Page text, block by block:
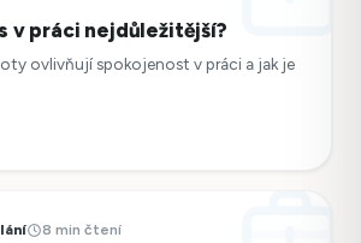
v práci nejdůležitější?
ovlivňují spokojenost v práci a jak je
8 min čtení